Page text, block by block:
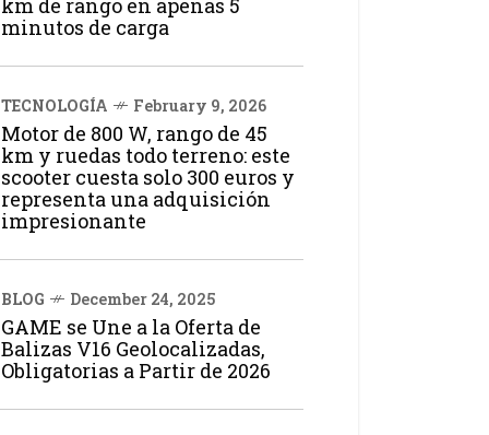
km de rango en apenas 5
minutos de carga
TECNOLOGÍA February 9, 2026
Motor de 800 W, rango de 45
km y ruedas todo terreno: este
scooter cuesta solo 300 euros y
representa una adquisición
impresionante
BLOG December 24, 2025
GAME se Une a la Oferta de
Balizas V16 Geolocalizadas,
Obligatorias a Partir de 2026